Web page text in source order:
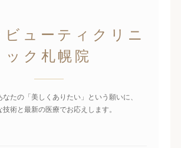
ビューティクリニ
ック札幌院
たの「美しくありたい」という願いに、
技術と最新の医療でお応えします。